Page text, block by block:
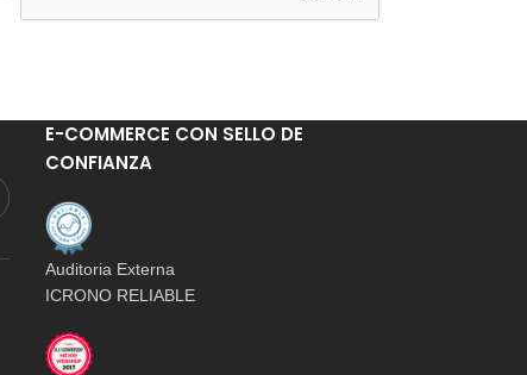
E-COMMERCE CON SELLO DE
CONFIANZA
Auditoria Externa
ICRONO RELIABLE